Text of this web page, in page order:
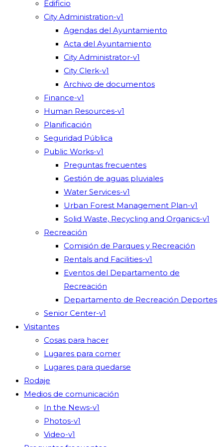
Edificio
City Administration-v1
Agendas del Ayuntamiento
Acta del Ayuntamiento
City Administrator-v1
City Clerk-v1
Archivo de documentos
Finance-v1
Human Resources-v1
Planificación
Seguridad Pública
Public Works-v1
Preguntas frecuentes
Gestión de aguas pluviales
Water Services-v1
Urban Forest Management Plan-v1
Solid Waste, Recycling and Organics-v1
Recreación
Comisión de Parques y Recreación
Rentals and Facilities-v1
Eventos del Departamento de
Recreación
Departamento de Recreación Deportes
Senior Center-v1
Visitantes
Cosas para hacer
Lugares para comer
Lugares para quedarse
Rodaje
Medios de comunicación
In the News-v1
Photos-v1
Video-v1